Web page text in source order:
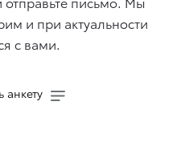
и при актуальности
с вами.
анкету